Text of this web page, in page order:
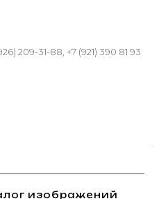
209-31-88, +7 (921) 390 81 93
изображений